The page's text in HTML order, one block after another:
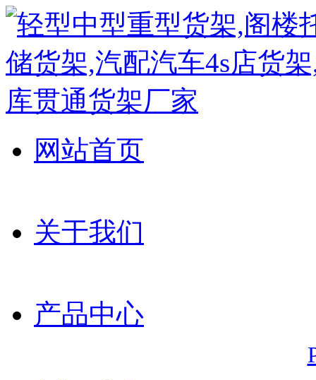
网站首页
关于我们
产品中心